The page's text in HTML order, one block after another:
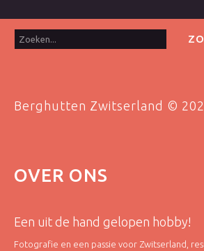
Berghutten Zwitserland ©
OVER ONS
Een uit de hand gelopen hobby!
Fotografie en een passie voor Zwitserland,